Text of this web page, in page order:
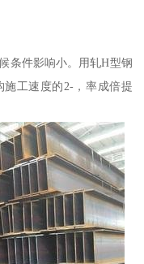
条件影响小。用轧H型钢
工速度的2-，率成倍提